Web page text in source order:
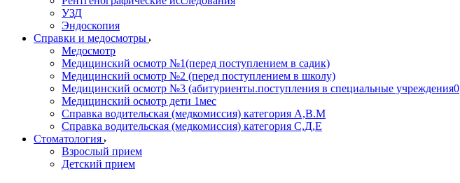
УЗД
Эндоскопия
Справки и медосмотры
Медосмотр
Медицинский осмотр №1(перед поступлением в садик)
Медицинский осмотр №2 (перед поступлением в школу)
Медицинский осмотр №3 (абитуриенты.поступления в специальные учреждения0
Медицинский осмотр дети 1мес
Справка водительская (медкомиссия) категория А,В.М
Справка водительская (медкомиссия) категория С,Д,Е
Стоматология
Взрослый прием
Детский прием